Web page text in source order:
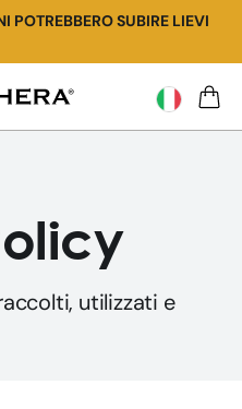
POTREBBERO SUBIRE LIEVI
utilizzati e